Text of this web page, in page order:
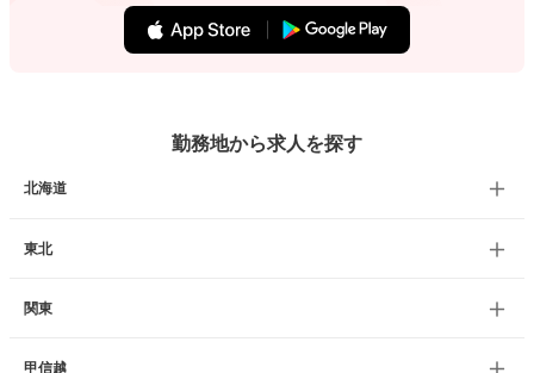
勤務地から求人を探す
北海道
東北
関東
甲信越